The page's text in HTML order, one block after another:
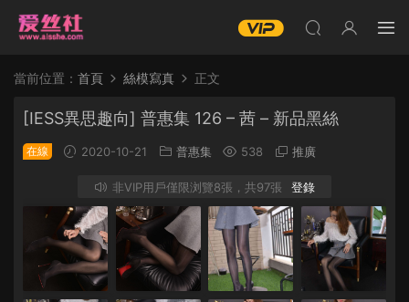
當前位置： 首頁 絲模寫真 正文
[IESS異思趣向] 普惠集 126 – 茜 – 新品黑絲
在線 2020-10-21 普惠集 538 推廣
非VIP用戶僅限浏覽8張，共97張 登錄